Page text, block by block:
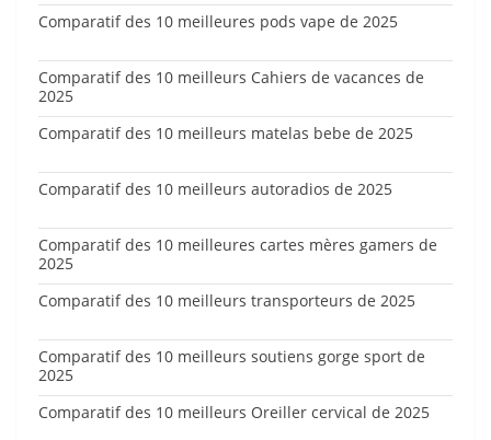
Comparatif des 10 meilleures pods vape de 2025
Comparatif des 10 meilleurs Cahiers de vacances de
2025
Comparatif des 10 meilleurs matelas bebe de 2025
Comparatif des 10 meilleurs autoradios de 2025
Comparatif des 10 meilleures cartes mères gamers de
2025
Comparatif des 10 meilleurs transporteurs de 2025
Comparatif des 10 meilleurs soutiens gorge sport de
2025
Comparatif des 10 meilleurs Oreiller cervical de 2025